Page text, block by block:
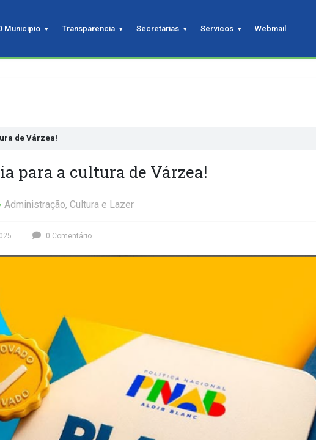
Municipio Transparencia Secretarias Servicos Webmail
de Várzea!
para a cultura de Várzea!
Administração, Cultura e Lazer
0 Comentário